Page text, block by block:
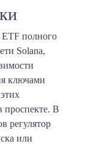
ETF полного
Solana,
ключами
проспекте. В
регулятор
или